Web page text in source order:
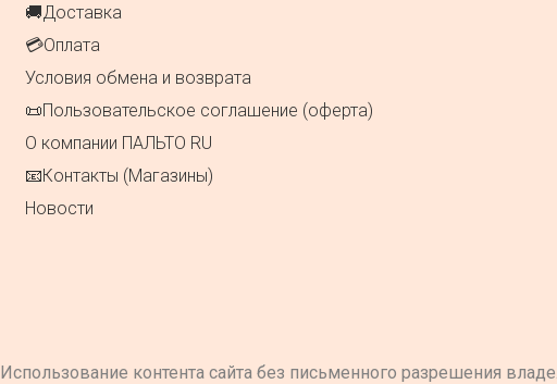
🚚Доставка
💳Оплата
Условия обмена и возврата
📜Пользовательское соглашение (оферта)
О компании ПАЛЬТО RU
📧Контакты (Магазины)
Новости
Использование контента сайта без письменного разрешения